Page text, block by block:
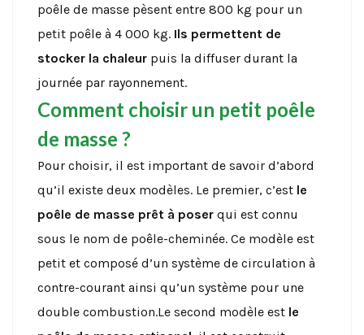
poêle de masse pèsent entre 800 kg pour un
petit poêle à 4 000 kg. Ils permettent de
stocker la chaleur puis la diffuser durant la
journée par rayonnement.
Comment choisir un petit poêle
de masse ?
Pour choisir, il est important de savoir d’abord
qu’il existe deux modèles. Le premier, c’est le
poêle de masse prêt à poser qui est connu
sous le nom de poêle-cheminée. Ce modèle est
petit et composé d’un système de circulation à
contre-courant ainsi qu’un système pour une
double combustion.Le second modèle est le